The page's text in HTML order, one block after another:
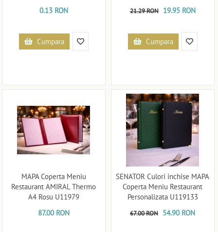
0.13 RON
Cumpara
21.29 RON 19.95 RON
Cumpara
MAPA Coperta Meniu
Restaurant AMIRAL Thermo
A4 Rosu U11979
87.00 RON
SENATOR Culori inchise MAPA
Coperta Meniu Restaurant
Personalizata U119133
67.00 RON 54.90 RON